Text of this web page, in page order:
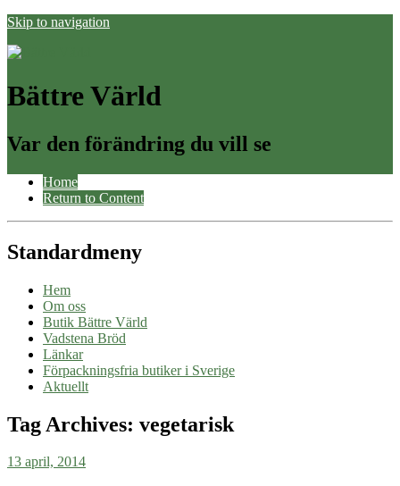
Skip to navigation
Bättre Värld
Var den förändring du vill se
Home
Return to Content
Standardmeny
Hem
Om oss
Butik Bättre Värld
Vadstena Bröd
Länkar
Förpackningsfria butiker i Sverige
Aktuellt
Tag Archives: vegetarisk
13 april, 2014